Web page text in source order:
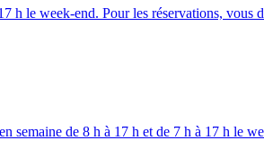
h le week-end. Pour les réservations, vous
semaine de 8 h à 17 h et de 7 h à 17 h le